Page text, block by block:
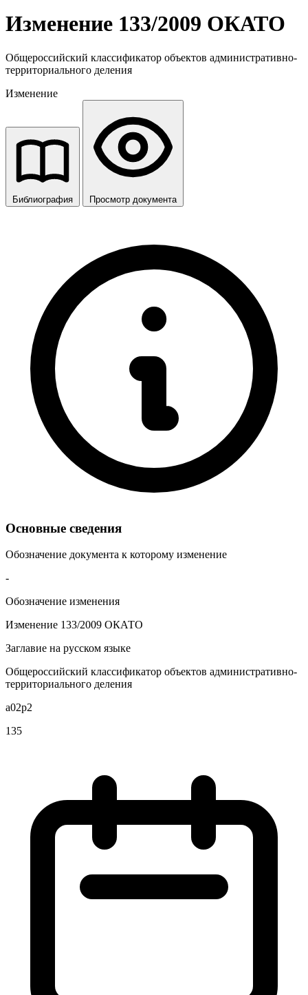
Изменение 133/2009 ОКАТО
Общероссийский классификатор объектов административно-
территориального деления
Изменение
Библиография Просмотр документа
Основные сведения
Обозначение документа к которому изменение
-
Обозначение изменения
Изменение 133/2009 ОКАТО
Заглавие на русском языке
Общероссийский классификатор объектов административно-
территориального деления
a02p2
135